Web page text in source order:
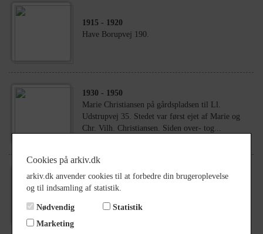
1915 - 1920
Have Borupvej 190.
1930 - 1950
Marie Christiansen på gårdspladsen til Ll.
Udstrupvej 35. Stedet var først ejet af Marie og
Chr. Vilh. Christiansen. Siden over- tog...
1961
Cookies på arkiv.dk
arkiv.dk anvender cookies til at forbedre din brugeroplevelse
og til indsamling af statistik.
Nødvendig
Statistik
Marketing